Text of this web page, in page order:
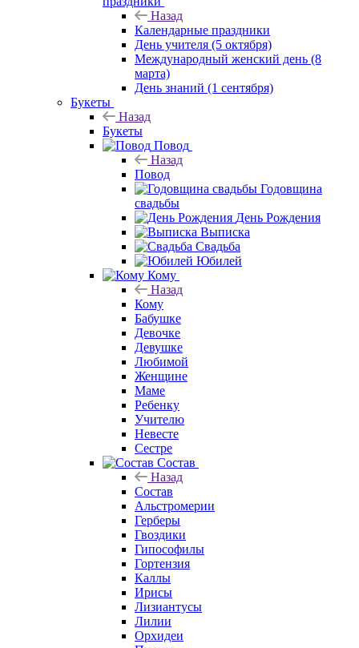
Назад
Календарные праздники
День учителя (5 октября)
Международный женский день (8
марта)
День знаний (1 сентября)
Букеты
Назад
Букеты
Повод
Назад
Повод
Годовщина
свадьбы
День Рождения
Выписка
Свадьба
Юбилей
Кому
Назад
Кому
Бабушке
Девочке
Девушке
Любимой
Женщине
Маме
Ребенку
Учителю
Невесте
Сестре
Состав
Назад
Состав
Альстромерии
Герберы
Гвоздики
Гипософилы
Гортензия
Каллы
Ирисы
Лизиантусы
Лилии
Орхидеи